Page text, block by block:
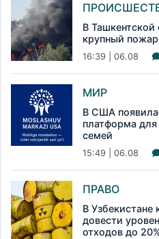
В
крупный
16:39 | 06.08
МИР
В США
платформа
семей
15:49 | 06.08
ПРАВО
В Узбекистане
довести
отходов до